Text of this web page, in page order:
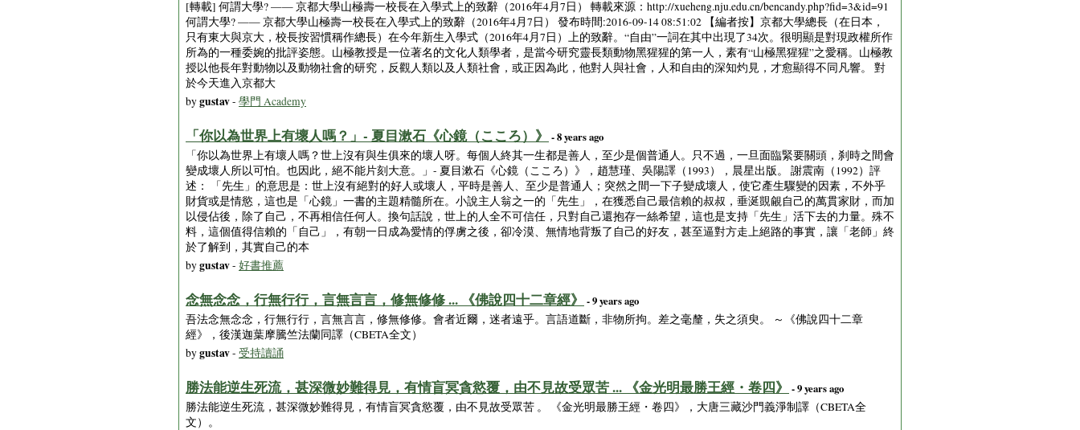
[轉載] 何謂大學? —— 京都大學山極壽一校長在入學式上的致辭（2016年4月7日） 轉載來源：http://xueheng.nju.edu.cn/bencandy.php?fid=3&id=91
何謂大學? —— 京都大學山極壽一校長在入學式上的致辭（2016年4月7日） 發布時間:2016-09-14 08:51:02 【編者按】京都大學總長（在日本，
只有東大與京大，校長按習慣稱作總長）在今年新生入學式（2016年4月7日）上的致辭。“自由”一詞在其中出現了34次。很明顯是對現政權所作
所為的一種委婉的批評姿態。山極教授是一位著名的文化人類學者，是當今研究靈長類動物黑猩猩的第一人，素有“山極黑猩猩”之愛稱。山極教
授以他長年對動物以及動物社會的研究，反觀人類以及人類社會，或正因為此，他對人與社會，人和自由的深知灼見，才愈顯得不同凡響。 對
於今天進入京都大
bygustav- 學門 Academy
「你以為世界上有壞人嗎？」- 夏目漱石《心鏡（こころ）》
- 8 years ago
「你以為世界上有壞人嗎？世上沒有與生俱來的壞人呀。每個人終其一生都是善人，至少是個普通人。只不過，一旦面臨緊要關頭，刹時之間會
變成壞人所以可怕。也因此，絕不能片刻大意。」- 夏目漱石《心鏡（こころ）》，趙慧瑾、吳陽譯（1993），晨星出版。 謝震南（1992）評
述： 「先生」的意思是：世上沒有絕對的好人或壞人，平時是善人、至少是普通人；突然之間一下子變成壞人，使它產生驟變的因素，不外乎
財貨或是情慾，這也是「心鏡」一書的主題精髓所在。小說主人翁之一的「先生」，在獲悉自己最信賴的叔叔，垂涎覬覦自己的萬貫家財，而加
以侵佔後，除了自己，不再相信任何人。換句話說，世上的人全不可信任，只對自己還抱存一絲希望，這也是支持「先生」活下去的力量。殊不
料，這個值得信賴的「自己」，有朝一日成為愛情的俘虜之後，卻冷漠、無情地背叛了自己的好友，甚至逼對方走上絕路的事實，讓「老師」終
於了解到，其實自己的本
bygustav- 好書推薦
念無念念，行無行行，言無言言，修無修修 ... 《佛說四十二章經》
- 9 years ago
吾法念無念念，行無行行，言無言言，修無修修。會者近爾，迷者遠乎。言語道斷，非物所拘。差之毫釐，失之須臾。 ～《佛說四十二章
經》，後漢迦葉摩騰竺法蘭同譯（CBETA全文）
bygustav- 受持讀誦
勝法能逆生死流，甚深微妙難得見，有情盲冥貪慾覆，由不見故受眾苦 ... 《金光明最勝王經・卷四》
- 9 years ago
勝法能逆生死流，甚深微妙難得見，有情盲冥貪慾覆，由不見故受眾苦 。 《金光明最勝王經・卷四》，大唐三藏沙門義淨制譯（CBETA全
文）。